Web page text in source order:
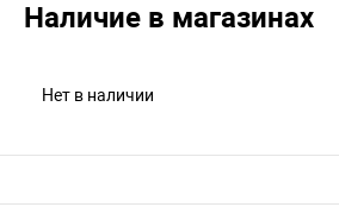
Наличие в магазинах
Нет в наличии